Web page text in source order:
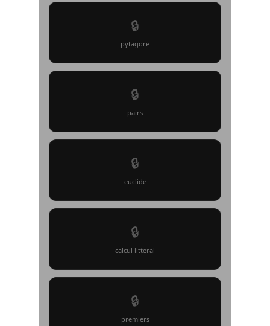
🔒
pytagore
🔒
pairs
🔒
euclide
🔒
calcul litteral
🔒
premiers